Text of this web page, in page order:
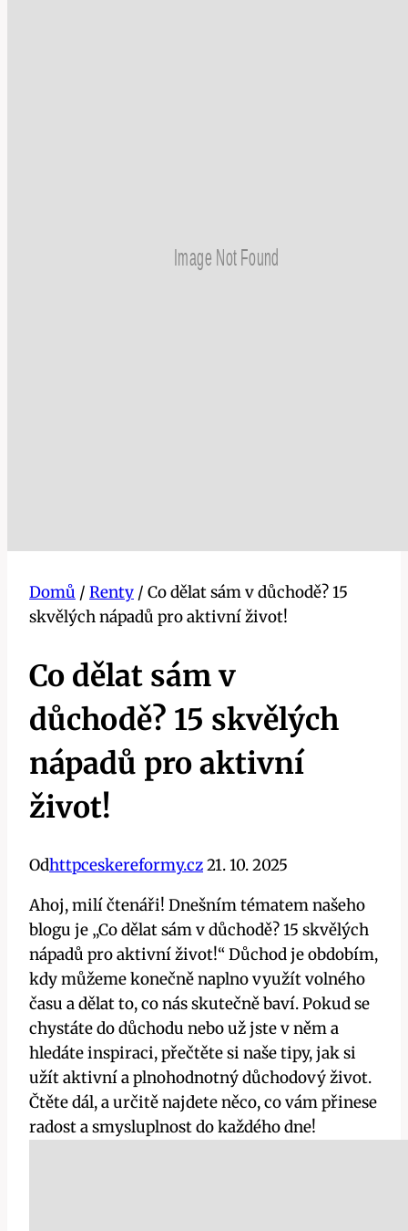
Domů / Renty / Co dělat sám v důchodě? 15
skvělých nápadů pro aktivní život!
Co dělat sám v
důchodě? 15 skvělých
nápadů pro aktivní
život!
Odhttpceskereformy.cz21. 10. 2025
Ahoj, milí čtenáři! Dnešním tématem našeho
blogu je „Co dělat sám v důchodě? 15 skvělých
nápadů pro aktivní život!“ Důchod je obdobím,
kdy můžeme konečně naplno využít volného
času a dělat to, co nás skutečně baví. Pokud se
chystáte do důchodu nebo už jste v něm a
hledáte inspiraci, přečtěte si naše tipy, jak si
užít aktivní a plnohodnotný důchodový život.
Čtěte dál, a určitě najdete něco, co vám přinese
radost a smysluplnost do každého dne!